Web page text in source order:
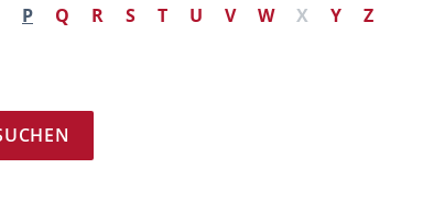
P Q R S T U V W X Y Z